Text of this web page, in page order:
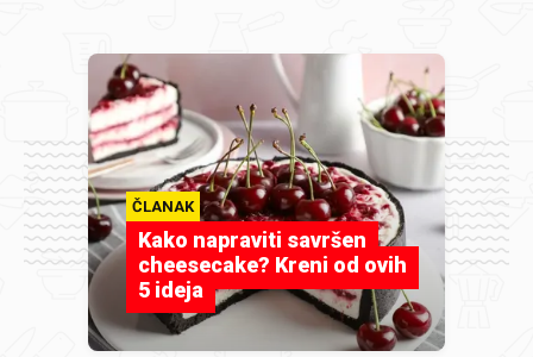
ČLANAK
Kako napraviti savršen
cheesecake? Kreni od ovih
5 ideja